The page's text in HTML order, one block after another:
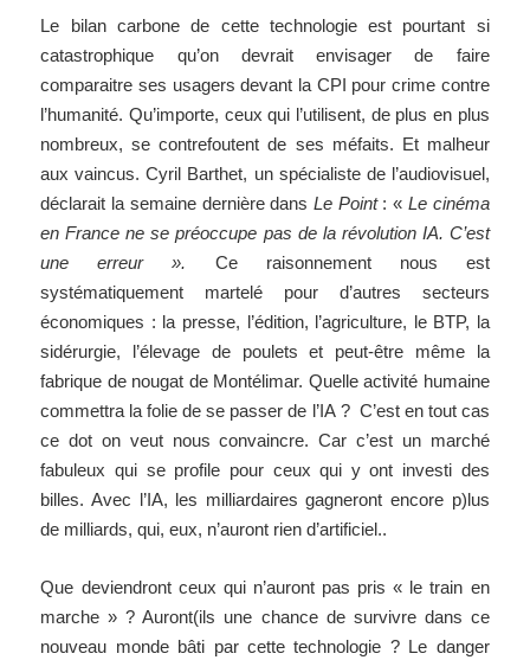
Le bilan carbone de cette technologie est pourtant si
catastrophique qu’on devrait envisager de faire
comparaitre ses usagers devant la CPI pour crime contre
l’humanité. Qu’importe, ceux qui l’utilisent, de plus en plus
nombreux, se contrefoutent de ses méfaits. Et malheur
aux vaincus. Cyril Barthet, un spécialiste de l’audiovisuel,
déclarait la semaine dernière dans Le Point: « Le cinéma
en France ne se préoccupe pas de la révolution IA. C’est
une erreur ». Ce raisonnement nous est
systématiquement martelé pour d’autres secteurs
économiques : la presse, l’édition, l’agriculture, le BTP, la
sidérurgie, l’élevage de poulets et peut-être même la
fabrique de nougat de Montélimar. Quelle activité humaine
commettra la folie de se passer de l’IA ? C’est en tout cas
ce dot on veut nous convaincre. Car c’est un marché
fabuleux qui se profile pour ceux qui y ont investi des
billes. Avec l’IA, les milliardaires gagneront encore p)lus
de milliards, qui, eux, n’auront rien d’artificiel..
Que deviendront ceux qui n’auront pas pris « le train en
marche » ? Auront(ils une chance de survivre dans ce
nouveau monde bâti par cette technologie ? Le danger